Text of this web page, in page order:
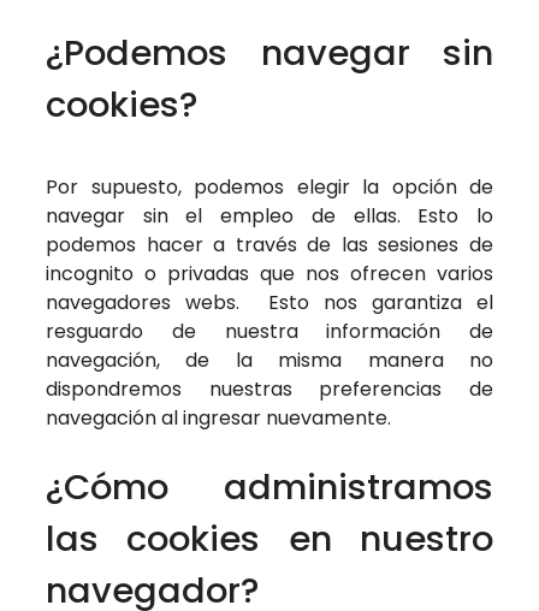
¿Podemos navegar sin
cookies?
Por supuesto, podemos elegir la opción de
navegar sin el empleo de ellas. Esto lo
podemos hacer a través de las sesiones de
incognito o privadas que nos ofrecen varios
navegadores webs. Esto nos garantiza el
resguardo de nuestra información de
navegación, de la misma manera no
dispondremos nuestras preferencias de
navegación al ingresar nuevamente.
¿Cómo administramos
las cookies en nuestro
navegador?